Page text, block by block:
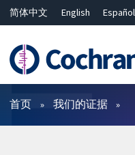
简体中文 English Español
ไทย
繁體中文
过滤
首页 我们的证据